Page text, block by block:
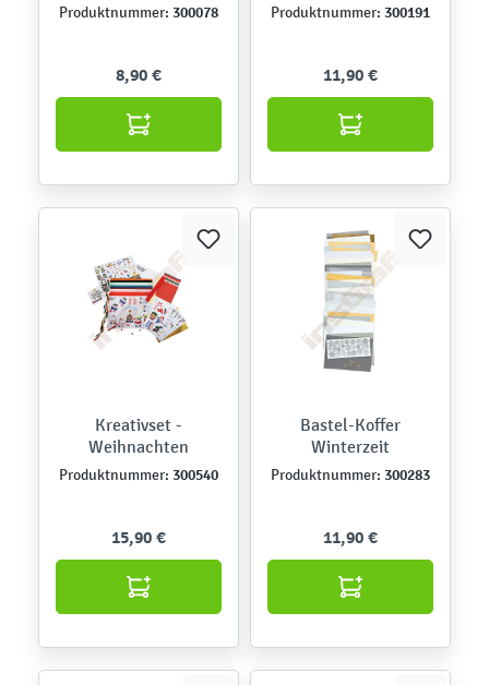
Produktnummer: 300078
8,90 €
Produktnummer: 300191
11,90 €
Kreativset -
Weihnachten
Produktnummer: 300540
15,90 €
Bastel-Koffer
Winterzeit
Produktnummer: 300283
11,90 €